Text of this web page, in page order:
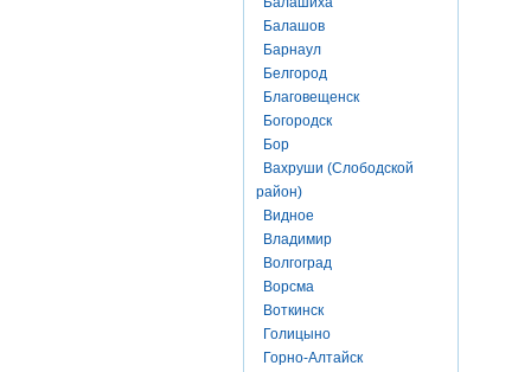
Балашов
Барнаул
Белгород
Благовещенск
Богородск
Бор
Вахруши (Слободской
район)
Видное
Владимир
Волгоград
Ворсма
Воткинск
Голицыно
Горно-Алтайск